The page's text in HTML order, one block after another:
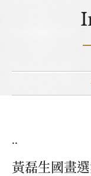
..
黃磊生國畫